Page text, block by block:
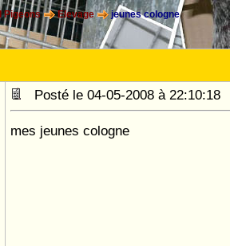
Pigeons Elevage jeunes cologne
Posté le 04-05-2008 à
mes jeunes cologne